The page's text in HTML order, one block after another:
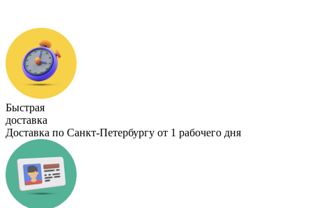
Быстрая
доставка
Доставка по Санкт-Петербургу от 1 рабочего дня